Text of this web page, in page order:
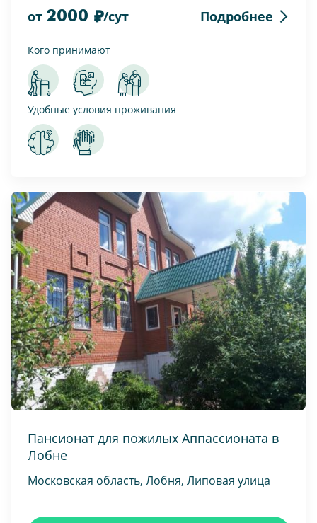
от 2000 /сут Подробнее
Кого принимают
Удобные условия проживания
Пансионат для пожилых Аппассионата в
Лобне
Московская область, Лобня, Липовая улица